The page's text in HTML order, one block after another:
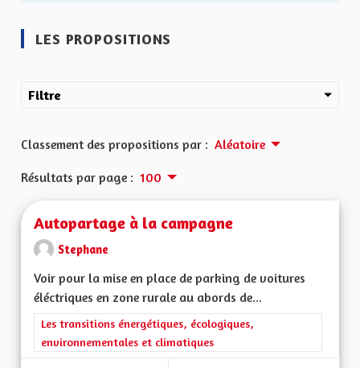
LES PROPOSITIONS
Filtre
Classement des propositions par : Aléatoire
Résultats par page : 100
Autopartage à la campagne
Stephane
Voir pour la mise en place de parking de voitures
éléctriques en zone rurale au abords de...
Filtrer les résultats de la catégorie : Les transitions
Les transitions énergétiques, écologiques,
environnementales et climatiques